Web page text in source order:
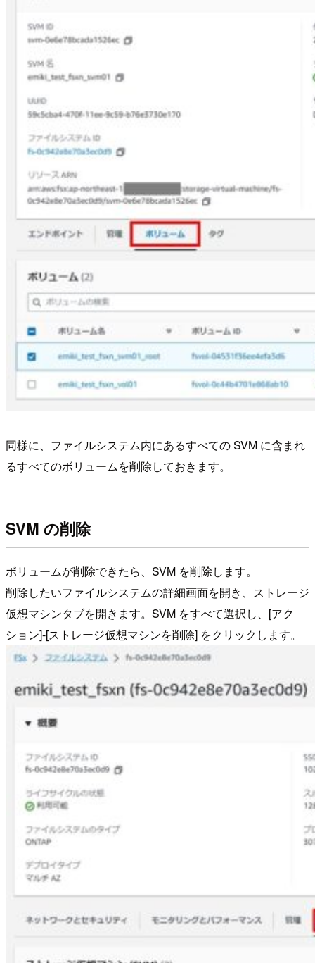
同様に、ファイルシステム内にあるすべての SVM に含まれ
るすべてのボリュームを削除しておきます。
SVM の削除
ボリュームが削除できたら、SVM を削除します。
削除したいファイルシステムの詳細画面を開き、ストレージ
仮想マシンタブを開きます。SVM をすべて選択し、[アク
ション]-[ストレージ仮想マシンを削除] をクリックします。